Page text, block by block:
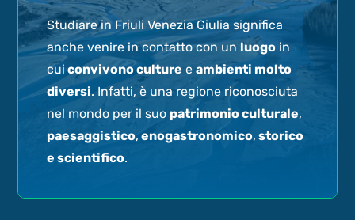
Studiare in Friuli Venezia Giulia significa
anche venire in contatto con unluogo in
cui convivono culture eambienti molto
diversi. Infatti, è una regione riconosciuta
nel mondo per il suo patrimonio culturale,
paesaggistico, enogastronomico, storico
e scientifico.